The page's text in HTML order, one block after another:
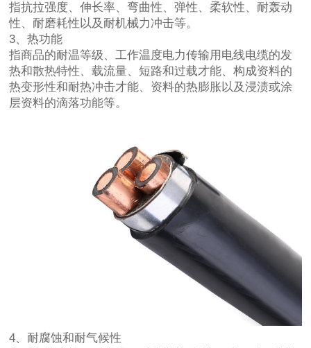
指抗拉强度、伸长率、弯曲性、弹性、柔软性、耐轰动
性、耐磨耗性以及耐机械力冲击等。
3、热功能
指商品的耐温等级、工作温度电力传输用电线电缆的发
热和散热特性、载流量、短路和过载才能、构成资料的
热变形性和耐热冲击才能、资料的热膨胀以及浸渍或涂
层资料的滴落功能等。
4、耐腐蚀和耐气候性